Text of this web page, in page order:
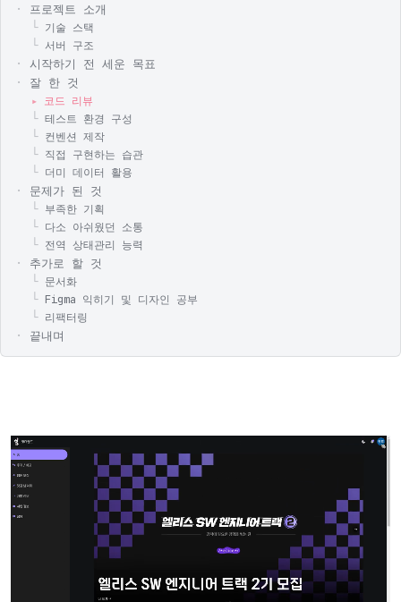
프로젝트 소개
기술 스택
서버 구조
시작하기 전 세운 목표
잘 한 것
코드 리뷰
테스트 환경 구성
컨벤션 제작
직접 구현하는 습관
더미 데이터 활용
문제가 된 것
부족한 기획
다소 아쉬웠던 소통
전역 상태관리 능력
추가로 할 것
문서화
Figma 익히기 및 디자인 공부
리팩터링
끝내며